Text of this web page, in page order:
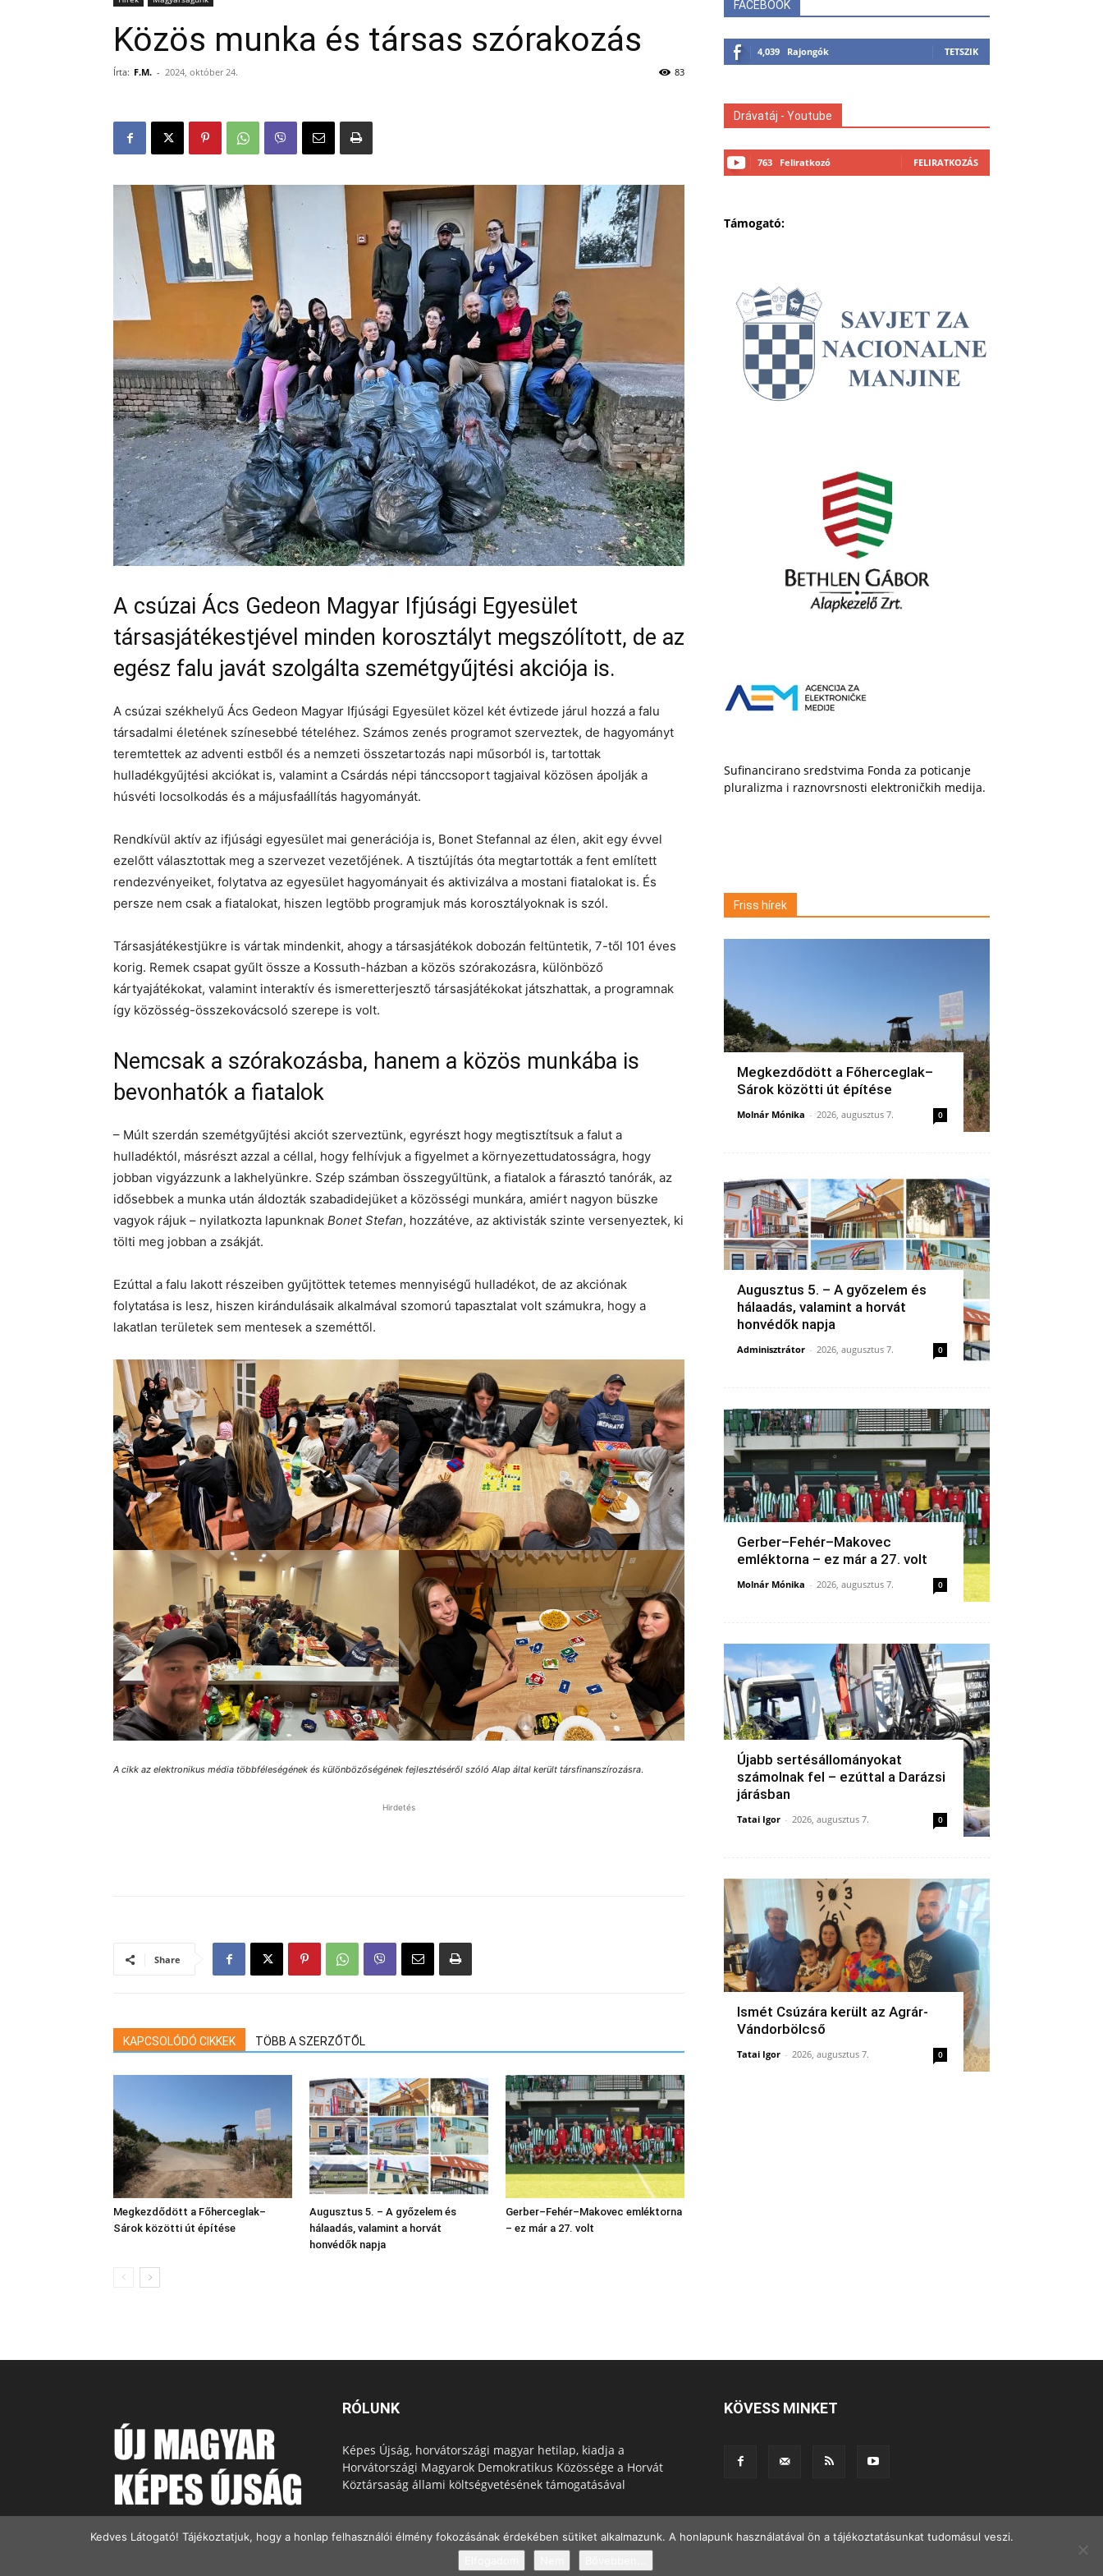
Közös munka és társas szórakozás
Írta: F.M. - 2024, október 24. 83
A csúzai Ács Gedeon Magyar Ifjúsági Egyesület
társasjátékestjével minden korosztályt megszólított, de az
egész falu javát szolgálta szemétgyűjtési akciója is.
A csúzai székhelyű Ács Gedeon Magyar Ifjúsági Egyesület közel két évtizede járul hozzá a falu
társadalmi életének színesebbé tételéhez. Számos zenés programot szerveztek, de hagyományt
teremtettek az adventi estből és a nemzeti összetartozás napi műsorból is, tartottak
hulladékgyűjtési akciókat is, valamint a Csárdás népi tánccsoport tagjaival közösen ápolják a
húsvéti locsolkodás és a májusfaállítás hagyományát.
Rendkívül aktív az ifjúsági egyesület mai generációja is, Bonet Stefannal az élen, akit egy évvel
ezelőtt választottak meg a szervezet vezetőjének. A tisztújítás óta megtartották a fent említett
rendezvényeiket, folytatva az egyesület hagyományait és aktivizálva a mostani fiatalokat is. És
persze nem csak a fiatalokat, hiszen legtöbb programjuk más korosztályoknak is szól.
Társasjátékestjükre is vártak mindenkit, ahogy a társasjátékok dobozán feltüntetik, 7-től 101 éves
korig. Remek csapat gyűlt össze a Kossuth-házban a közös szórakozásra, különböző
kártyajátékokat, valamint interaktív és ismeretterjesztő társasjátékokat játszhattak, a programnak
így közösség-összekovácsoló szerepe is volt.
Nemcsak a szórakozásba, hanem a közös munkába is
bevonhatók a fiatalok
– Múlt szerdán szemétgyűjtési akciót szerveztünk, egyrészt hogy megtisztítsuk a falut a
hulladéktól, másrészt azzal a céllal, hogy felhívjuk a figyelmet a környezettudatosságra, hogy
jobban vigyázzunk a lakhelyünkre. Szép számban összegyűltünk, a fiatalok a fárasztó tanórák, az
idősebbek a munka után áldozták szabadidejüket a közösségi munkára, amiért nagyon büszke
vagyok rájuk – nyilatkozta lapunknak Bonet Stefan, hozzátéve, az aktivisták szinte versenyeztek, ki
tölti meg jobban a zsákját.
Ezúttal a falu lakott részeiben gyűjtöttek tetemes mennyiségű hulladékot, de az akciónak
folytatása is lesz, hiszen kirándulásaik alkalmával szomorú tapasztalat volt számukra, hogy a
lakatlan területek sem mentesek a szeméttől.
A cikk az elektronikus média többféleségének és különbözőségének fejlesztéséről szóló Alap által került társfinanszírozásra.
Hirdetés
Share
KAPCSOLÓDÓ CIKKEK TÖBB A SZERZŐTŐL
Megkezdődött a Főherceglak–
Sárok közötti út építése
Augusztus 5. – A győzelem és
hálaadás, valamint a horvát
honvédők napja
Gerber–Fehér–Makovec emléktorna
– ez már a 27. volt
FACEBOOK
4,039 Rajongók TETSZIK
Drávatáj - Youtube
763 Feliratkozó FELIRATKOZÁS
Támogató:
Sufinancirano sredstvima Fonda za poticanje
pluralizma i raznovrsnosti elektroničkih medija.
Friss hírek
Megkezdődött a Főherceglak–
Sárok közötti út építése
Molnár Mónika - 2026, augusztus 7. 0
Augusztus 5. – A győzelem és
hálaadás, valamint a horvát
honvédők napja
Adminisztrátor - 2026, augusztus 7. 0
Gerber–Fehér–Makovec
emléktorna – ez már a 27. volt
Molnár Mónika - 2026, augusztus 7. 0
Újabb sertésállományokat
számolnak fel – ezúttal a Darázsi
járásban
Tatai Igor - 2026, augusztus 7. 0
Ismét Csúzára került az Agrár-
Vándorbölcső
Tatai Igor - 2026, augusztus 7. 0
RÓLUNK
Képes Újság, horvátországi magyar hetilap, kiadja a
Horvátországi Magyarok Demokratikus Közössége a Horvát
Köztársaság állami költségvetésének támogatásával
KÖVESS MINKET
Kedves Látogató! Tájékoztatjuk, hogy a honlap felhasználói élmény fokozásának érdekében sütiket alkalmazunk. A honlapunk használatával ön a tájékoztatásunkat tudomásul veszi.